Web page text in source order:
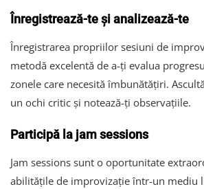
Înregistrează-te și analizează-te
Înregistrarea propriilor sesiuni de
metodă excelentă de a-ți evalua
zonele care necesită îmbunătățiri.
un ochi critic și notează-ți observațiile.
Participă la jam sessions
Jam sessions sunt o oportunitate
abilitățile de improvizație într-un mediu